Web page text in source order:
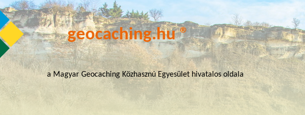
geocaching.hu ®
a Magyar Geocaching Közhasznú Egyesület hivatalos oldala